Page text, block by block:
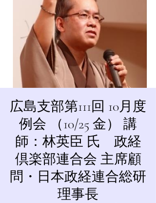
広島支部第111回 10月度
例会 （10/25 金） 講
師：林英臣 氏 政経
倶楽部連合会 主席顧
問・日本政経連合総研
理事長